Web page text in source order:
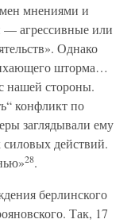
мнениями и
— агрессивные или
Однако
шторма…
нашей стороны.
конфликт по
заглядывали ему
силовых действий.
28.
берлинского
Так, 17